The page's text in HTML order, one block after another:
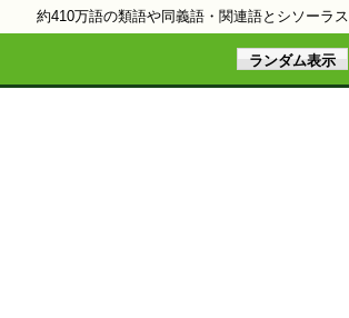
約410万語の類語や同義語・関連語とシソーラス